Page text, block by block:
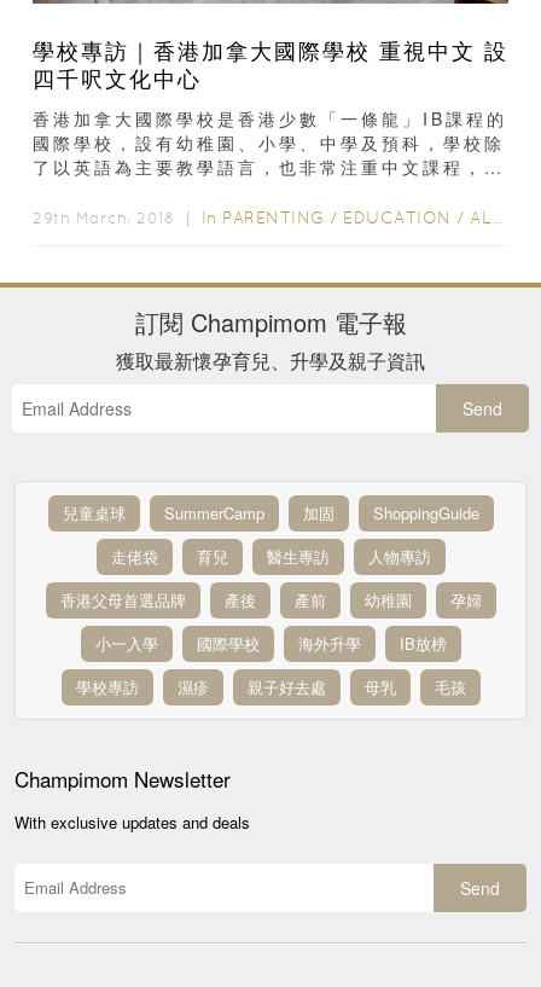
學校專訪｜香港加拿大國際學校 重視中文 設
四千呎文化中心
香港加拿大國際學校是香港少數「一條龍」IB課程的
國際學校，設有幼稚園、小學、中學及預科，學校除
了以英語為主要教學語言，也非常注重中文課程，其
平...
29th March, 2018 ｜ In PARENTING / EDUCATION / ALL EDUCATION
訂閱 Champimom 電子報
獲取最新懷孕育兒、升學及親子資訊
Send
兒童桌球 SummerCamp 加固
ShoppingGuide
走佬袋
育兒 醫生專訪
人物專訪
香港父母首選品牌
產後 產前 幼稚園
孕婦
小一入學
國際學校 海外升學
IB放榜
學校專訪
濕疹 親子好去處 母乳 毛孩
Champimom Newsletter
With exclusive updates and deals
Send